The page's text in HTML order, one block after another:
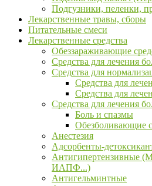
Подгузники, пеленки,
Лекарственные травы, сборы
Питательные смеси
Лекарственные средства
Обеззараживающие
Средства для лечения
Средства для
Средства для
Средства для
Средства для лечения
Боль и спазмы
Обезболивающие
Анестезия
Адсорбенты-
Антигипертензивные
ИАПФ...)
Антигельминтные